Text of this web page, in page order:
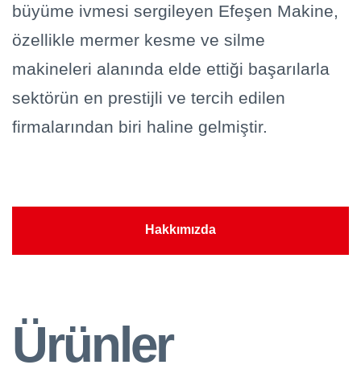
büyüme ivmesi sergileyen Efeşen Makine,
özellikle mermer kesme ve silme
makineleri alanında elde ettiği başarılarla
sektörün en prestijli ve tercih edilen
firmalarından biri haline gelmiştir.
Hakkımızda
Ürünler